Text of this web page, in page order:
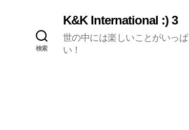
検索
K&K International :) 3
世の中には楽しいことがいっぱ
い！